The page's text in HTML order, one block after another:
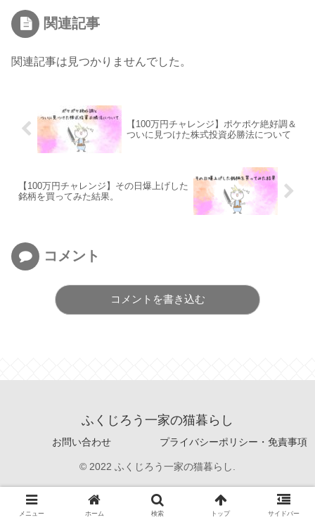
関連記事
関連記事は見つかりませんでした。
【100万円チャレンジ】ポケポケ絶好調＆
ついに見つけた株式投資必勝法について
【100万円チャレンジ】その日爆上げした
銘柄を買ってみた結果。
コメント
コメントを書き込む
ふくじろう一家の猫暮らし
お問い合わせ プライバシーポリシー・免責事項
© 2022 ふくじろう一家の猫暮らし.
メニュー ホーム 検索 トップ サイドバー